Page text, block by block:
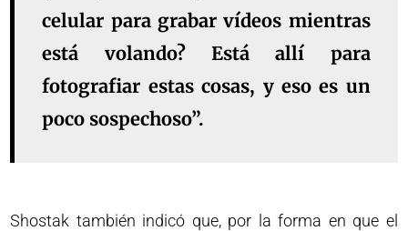
celular para grabar vídeos mientras
está volando? Está allí para
fotografiar estas cosas, y eso es un
poco sospechoso”.
Shostak también indicó que, por la forma en que el